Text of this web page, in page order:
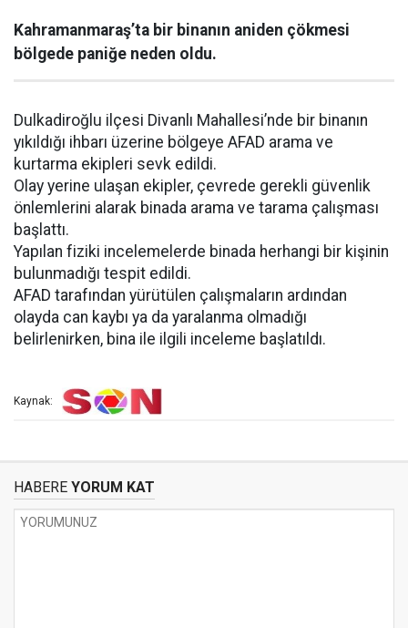
Kahramanmaraş’ta bir binanın aniden çökmesi
bölgede paniğe neden oldu.
Dulkadiroğlu ilçesi Divanlı Mahallesi’nde bir binanın
yıkıldığı ihbarı üzerine bölgeye AFAD arama ve
kurtarma ekipleri sevk edildi.
Olay yerine ulaşan ekipler, çevrede gerekli güvenlik
önlemlerini alarak binada arama ve tarama çalışması
başlattı.
Yapılan fiziki incelemelerde binada herhangi bir kişinin
bulunmadığı tespit edildi.
AFAD tarafından yürütülen çalışmaların ardından
olayda can kaybı ya da yaralanma olmadığı
belirlenirken, bina ile ilgili inceleme başlatıldı.
Kaynak:
HABERE YORUM KAT